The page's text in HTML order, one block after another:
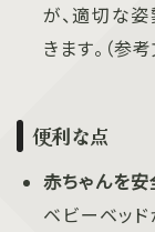
が、適切な
きます。（参
便利な点
赤ちゃんを
ベビーベッド